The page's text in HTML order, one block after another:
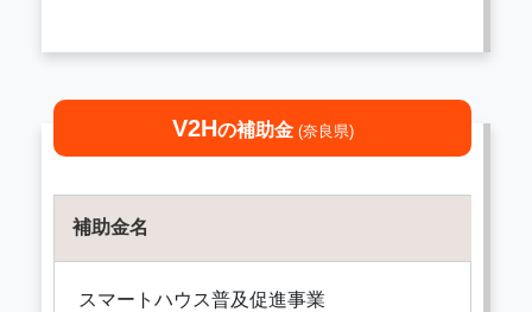
V2Hの補助金 (奈良県)
補助金名
スマートハウス普及促進事業